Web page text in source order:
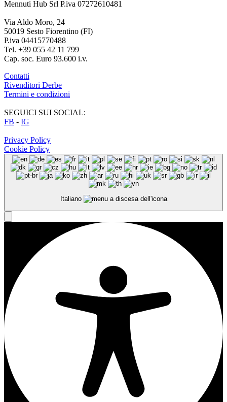
Mennuti Hub Srl P.iva 07272610481
Via Aldo Moro, 24
50019 Sesto Fiorentino (FI)
P.iva 04415770488
Tel. +39 055 42 11 799
Cap. soc. Euro 93.600 i.v.
Contatti
Rivenditori Derbe
Termini e condizioni
SEGUICI SUI SOCIAL:
FB - IG
Privacy Policy
Cookie Policy
Italiano